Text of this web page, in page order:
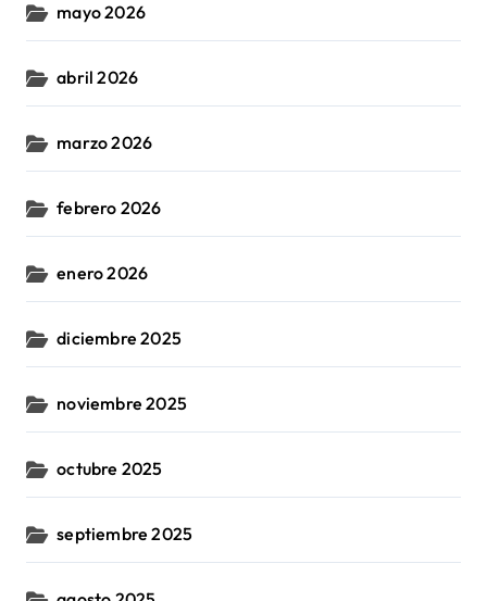
mayo 2026
abril 2026
marzo 2026
febrero 2026
enero 2026
diciembre 2025
noviembre 2025
octubre 2025
septiembre 2025